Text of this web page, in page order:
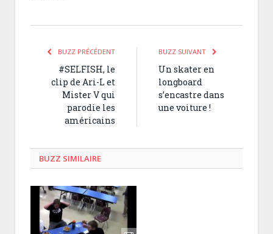
BUZZ PRÉCÉDENT
#SELFISH, le
clip de Ari-L et
Mister V qui
parodie les
américains
BUZZ SUIVANT
Un skater en
longboard
s’encastre dans
une voiture !
BUZZ SIMILAIRE